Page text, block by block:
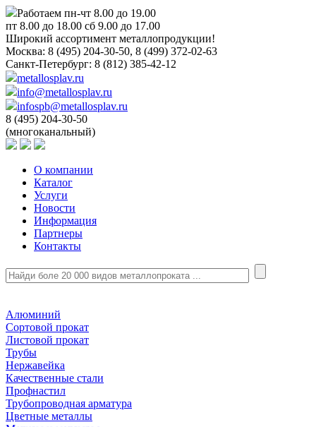
Работаем пн-чт 8.00 до 19.00
пт 8.00 до 18.00 сб 9.00 до 17.00
Широкий ассортимент металлопродукции!
Москва: 8 (495) 204-30-50, 8 (499) 372-02-63
Санкт-Петербург: 8 (812) 385-42-12
metallosplav.ru
info@metallosplav.ru
infospb@metallosplav.ru
8 (495) 204-30-50
(многоканальный)
О компании
Каталог
Услуги
Новости
Информация
Партнеры
Контакты
Алюминий
Сортовой прокат
Листовой прокат
Трубы
Нержавейка
Качественные стали
Профнастил
Трубопроводная арматура
Цветные металлы